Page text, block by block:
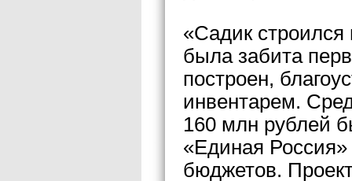
«Садик строился
была забита
построен,
инвентарем.
160 млн рублей
«Единая Россия»
бюджетов.